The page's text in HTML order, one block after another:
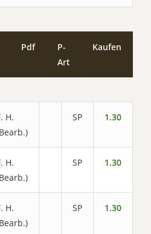
Pdf
P-
Art
Kaufen
H.
SP 1.30
H.
SP 1.30
H.
SP 1.30